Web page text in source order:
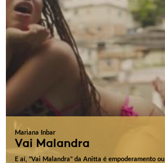
Mariana Inbar
Vai Malandra
E aí, "Vai Malandra" da Anitta é empoderamento ou